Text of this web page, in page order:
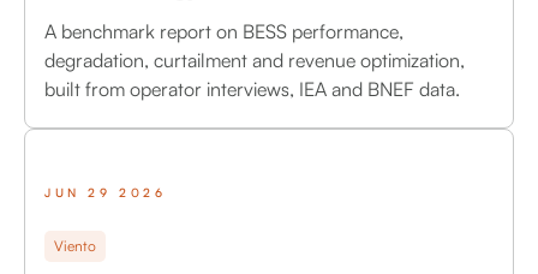
A benchmark report on BESS performance,
degradation, curtailment and revenue optimization,
built from operator interviews, IEA and BNEF data.
JUN 29 2026
Viento